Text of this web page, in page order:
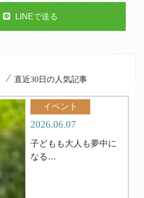
LINEで送る
/ 直近30日の人気記事
イベント
2026.06.07
子どもも大人も夢中に
なる